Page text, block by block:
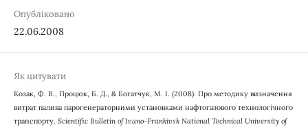
Опубліковано
22.06.2008
Як цитувати
Козак, Ф. В., Процюк, Б. Д., & Богатчук, М. І. (2008). Про методику визначення
витрат палива парогенераторними установками нафтогазового технологічного
транспорту. Scientific Bulletin of Ivano-Frankivsk National Technical University of